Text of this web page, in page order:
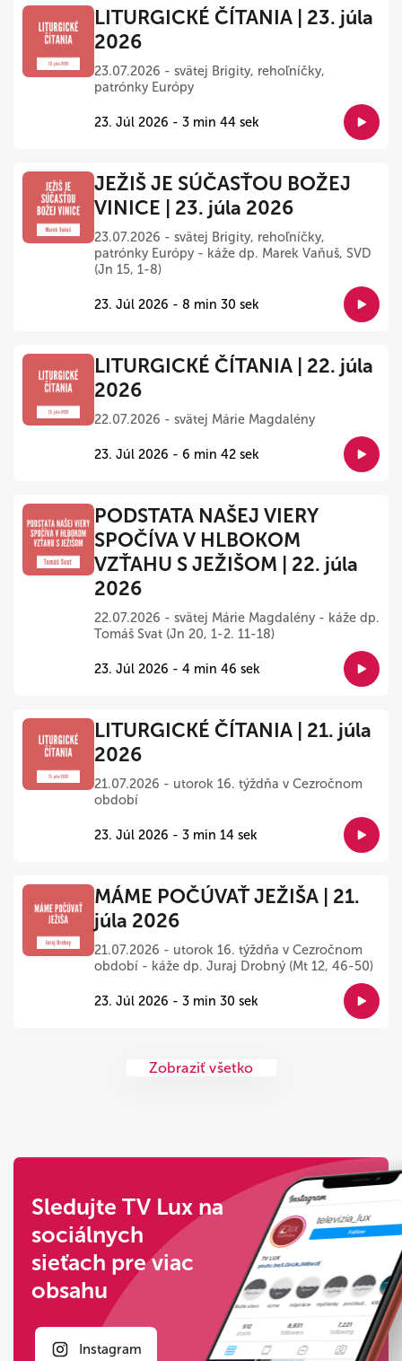
LITURGICKÉ ČÍTANIA | 23. júla
2026
23.07.2026 - svätej Brigity, rehoľníčky,
patrónky Európy
23. Júl 2026 - 3 min 44 sek
JEŽIŠ JE SÚČASŤOU BOŽEJ
VINICE | 23. júla 2026
23.07.2026 - svätej Brigity, rehoľníčky,
patrónky Európy - káže dp. Marek Vaňuš, SVD
(Jn 15, 1-8)
23. Júl 2026 - 8 min 30 sek
LITURGICKÉ ČÍTANIA | 22. júla
2026
22.07.2026 - svätej Márie Magdalény
23. Júl 2026 - 6 min 42 sek
PODSTATA NAŠEJ VIERY
SPOČÍVA V HLBOKOM
VZŤAHU S JEŽIŠOM | 22. júla
2026
22.07.2026 - svätej Márie Magdalény - káže dp.
Tomáš Svat (Jn 20, 1-2. 11-18)
23. Júl 2026 - 4 min 46 sek
LITURGICKÉ ČÍTANIA | 21. júla
2026
21.07.2026 - utorok 16. týždňa v Cezročnom
období
23. Júl 2026 - 3 min 14 sek
MÁME POČÚVAŤ JEŽIŠA | 21.
júla 2026
21.07.2026 - utorok 16. týždňa v Cezročnom
období - káže dp. Juraj Drobný (Mt 12, 46-50)
23. Júl 2026 - 3 min 30 sek
Zobraziť všetko
Sledujte TV Lux na
sociálnych
sieťach pre viac
obsahu
Instagram